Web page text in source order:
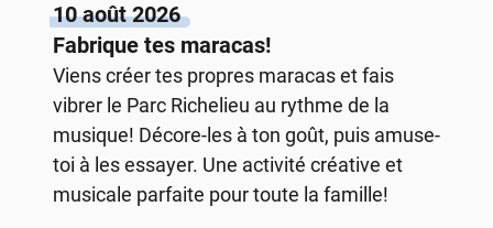
10 août 2026
Fabrique tes maracas!
Viens créer tes propres maracas et fais
vibrer le Parc Richelieu au rythme de la
musique! Décore-les à ton goût, puis amuse-
toi à les essayer. Une activité créative et
musicale parfaite pour toute la famille!